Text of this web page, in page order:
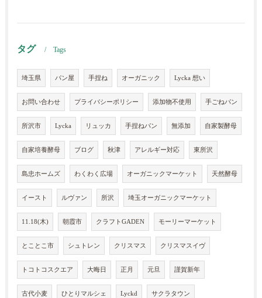
タグ Tags
埼玉県 パン屋 手捏ね オーガニック Lycka 想い
お問い合わせ プライバシーポリシー 添加物不使用 手ごねパン
所沢市 Lycka リュッカ 手捏ねパン 無添加 自家製酵母
自家培養酵母 ブログ 秋津 アレルギー対応 東所沢
島忠ホームズ わくわく広場 オーガニックマーケット 天然酵母
イースト ルヴァン 所沢 埼玉オーガニックマーケット
11.18(木) 朝霞市 クラフトGADEN モーリーマーケット
とことこ市 シュトレン クリスマス クリスマスイヴ
トコトコスクエア 大晦日 正月 元旦 謹賀新年
古代小麦 ひとりマルシェ Lyckd サクラタウン